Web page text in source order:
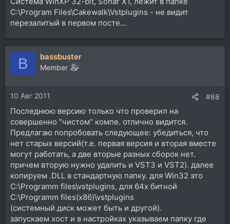
C:\Program Files\Cakewalk\Vstplugins - не видит
перезалитый в первом посте...
B bassbuster
Member
10 Авг 2011 #88
Последнюю версию только что проверил на
совершенно "чистом" компе. отлично видится.
Предлагаю попробовать следующее: убедиться, что
нет старых версий(т.е. первая версия и вторая вместе
могут работать, а две вторые разных сборок нет.
причем вторую нужно удалить и VST3 и VST2). далее
копируем .DLL в стандартную папку. для Win32 это
С:\Programm files\vstplugins, для 64х битной
C:\Programm files(x86)\vstplugins
(системный диск может быть и другой).
запускаем хост и в настройках указываем папку где